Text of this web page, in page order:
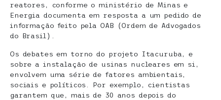
reatores, conforme o ministério de Minas e
Energia documenta em resposta a um pedido de
informação feito pela OAB (Ordem de Advogados
do Brasil).
Os debates em torno do projeto Itacuruba, e
sobre a instalação de usinas nucleares em si,
envolvem uma série de fatores ambientais,
sociais e políticos. Por exemplo, cientistas
garantem que, mais de 30 anos depois do